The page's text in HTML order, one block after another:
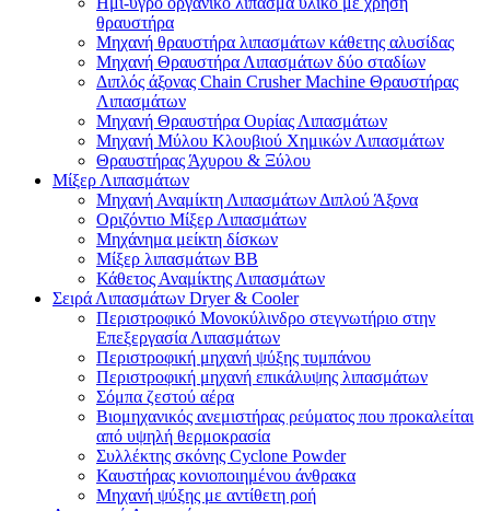
θραυστήρα
Μηχανή θραυστήρα λιπασμάτων κάθετης αλυσίδας
Μηχανή Θραυστήρα Λιπασμάτων δύο σταδίων
Διπλός άξονας Chain Crusher Machine Θραυστήρας
Λιπασμάτων
Μηχανή Θραυστήρα Ουρίας Λιπασμάτων
Μηχανή Μύλου Κλουβιού Χημικών Λιπασμάτων
Θραυστήρας Άχυρου & Ξύλου
Μίξερ Λιπασμάτων
Μηχανή Αναμίκτη Λιπασμάτων Διπλού Άξονα
Οριζόντιο Μίξερ Λιπασμάτων
Μηχάνημα μείκτη δίσκων
Μίξερ λιπασμάτων BB
Κάθετος Αναμίκτης Λιπασμάτων
Σειρά Λιπασμάτων Dryer & Cooler
Περιστροφικό Μονοκύλινδρο στεγνωτήριο στην
Επεξεργασία Λιπασμάτων
Περιστροφική μηχανή ψύξης τυμπάνου
Περιστροφική μηχανή επικάλυψης λιπασμάτων
Σόμπα ζεστού αέρα
Βιομηχανικός ανεμιστήρας ρεύματος που προκαλείται
από υψηλή θερμοκρασία
Συλλέκτης σκόνης Cyclone Powder
Καυστήρας κονιοποιημένου άνθρακα
Μηχανή ψύξης με αντίθετη ροή